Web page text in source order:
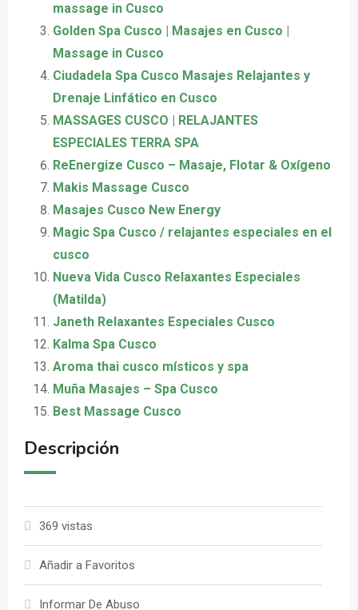
massage in Cusco
Golden Spa Cusco | Masajes en Cusco |
Massage in Cusco
Ciudadela Spa Cusco Masajes Relajantes y
Drenaje Linfático en Cusco
MASSAGES CUSCO | RELAJANTES
ESPECIALES TERRA SPA
ReEnergize Cusco – Masaje, Flotar & Oxígeno
Makis Massage Cusco
Masajes Cusco New Energy
Magic Spa Cusco / relajantes especiales en el
cusco
Nueva Vida Cusco Relaxantes Especiales
(Matilda)
Janeth Relaxantes Especiales Cusco
Kalma Spa Cusco
Aroma thai cusco místicos y spa
Muña Masajes – Spa Cusco
Best Massage Cusco
Descripción
369 vistas
Añadir a Favoritos
Informar De Abuso